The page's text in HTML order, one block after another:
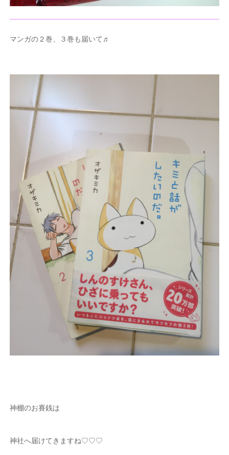
マンガの２巻、３巻も届いて♬
神棚のお賽銭は
神社へ届けてきますね♡♡♡